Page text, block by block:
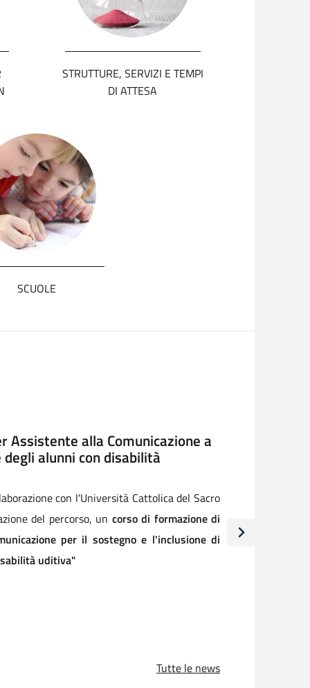
STRUTTURE, SERVIZI E TEMPI
DI ATTESA
SCUOLE
-area controlli-. XV° rapporto
di Legambiente
Tutte le news